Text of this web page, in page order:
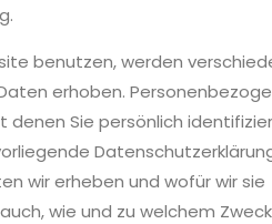
benutzen, werden
erhoben.
denen Sie persönlich
wir erheben und wofür wir sie
wie und zu welchem